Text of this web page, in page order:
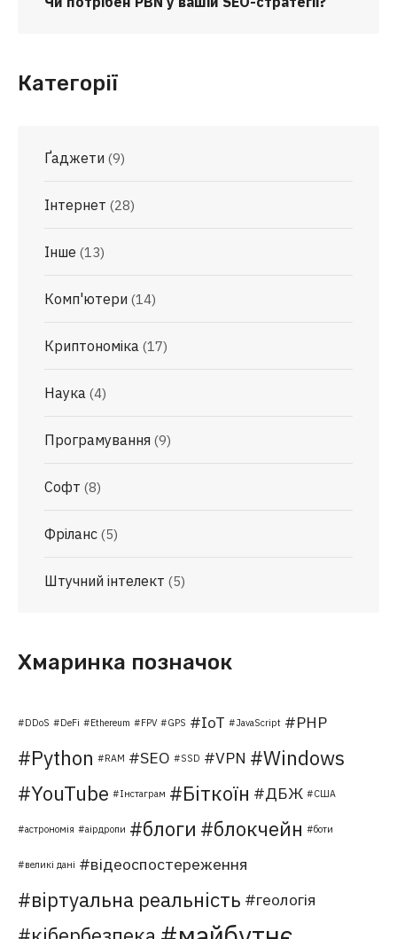
Категорії
Ґаджети (9)
Інтернет (28)
Інше (13)
Комп'ютери (14)
Криптономіка (17)
Наука (4)
Програмування (9)
Софт (8)
Фріланс (5)
Штучний інтелект (5)
Хмаринка позначок
DDoS DeFi Ethereum FPV GPS IoT JavaScript PHP
Python RAM SEO SSD VPN
Windows
YouTube
Інстаграм Біткоїн ДБЖ США
астрономія аірдропи блоги блокчейн боти
великі дані відеоспостереження
віртуальна реальність геологія